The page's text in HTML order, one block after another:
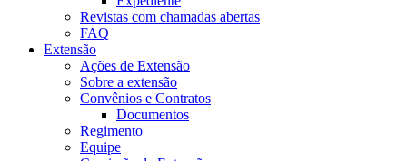
Revistas com chamadas abertas
FAQ
Extensão
Ações de Extensão
Sobre a extensão
Convênios e Contratos
Documentos
Regimento
Equipe